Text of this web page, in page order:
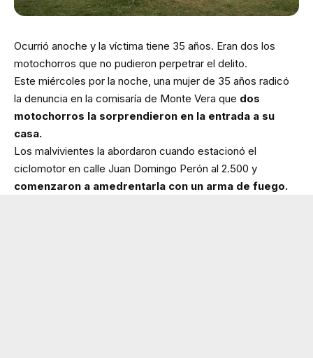
Ocurrió anoche y la víctima tiene 35 años. Eran dos los
motochorros que no pudieron perpetrar el delito.
Este miércoles por la noche, una mujer de 35 años radicó
la denuncia en la comisaría de Monte Vera que dos
motochorros la sorprendieron en la entrada a su
casa.
Los malvivientes la abordaron cuando estacionó el
ciclomotor en calle Juan Domingo Perón al 2.500 y
comenzaron a amedrentarla con un arma de fuego.